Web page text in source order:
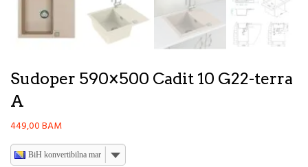
Sudoper 590×500 Cadit 10 G22-terra
A
449,00BAM
BiH konvertibilna marka